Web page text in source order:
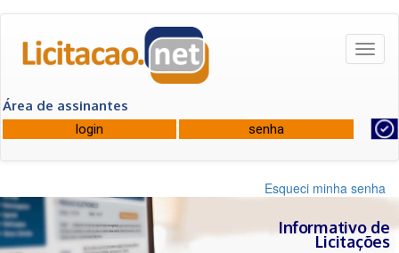
Área de assinantes
Esqueci minha senha
Informativo de
Licitações